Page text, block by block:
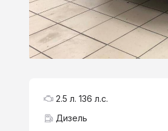
2.5 л. 136 л.с.
Дизель